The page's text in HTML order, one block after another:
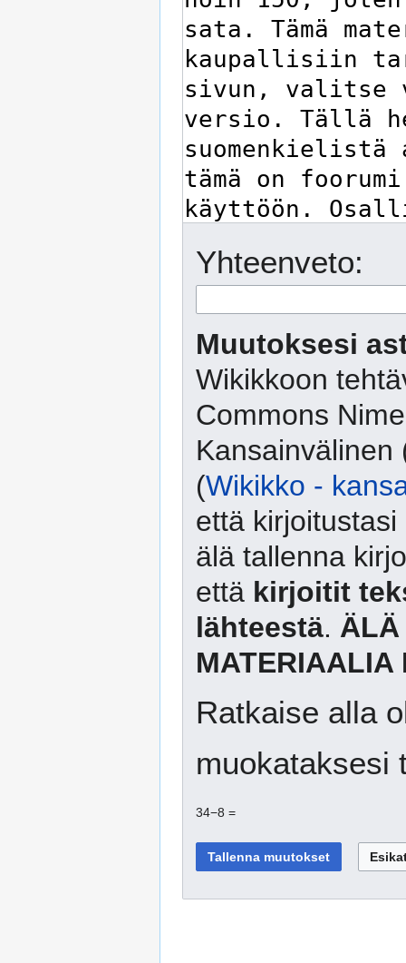
Yhteenveto:
Muutoksesi
Wikikkoon
Commons
Kansainvälinen
(Wikikko -
että
älä tallenna
että kirjoitit
lähteestä. ÄLÄ
MATERIAALIA
Ratkaise alla
muokataksesi
34−8 =